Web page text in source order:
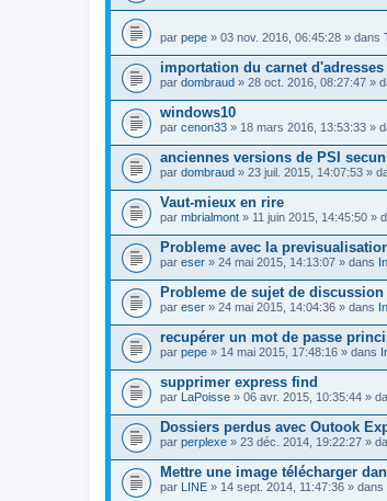
par pepe » 03 nov. 2016, 06:45:28 » dans
importation du carnet
par dombraud » 28 oct. 2016, 08:27:47 »
windows10
par cenon33 » 18 mars 2016, 13:53:33 »
anciennes versions de PSI
par dombraud » 23 juil. 2015, 14:07:53 »
Vaut-mieux en rire
par mbrialmont » 11 juin 2015, 14:45:50 »
Probleme avec la
par eser » 24 mai 2015, 14:13:07 » dans
Probleme de sujet de
par eser » 24 mai 2015, 14:04:36 » dans
recupérer un mot de passe
par pepe » 14 mai 2015, 17:48:16 » dans
supprimer express find
par LaPoisse » 06 avr. 2015, 10:35:44 »
Dossiers perdus avec Outook
par perplexe » 23 déc. 2014, 19:22:27 »
Mettre une image télécharger
par LINE » 14 sept. 2014, 11:47:36 » dans